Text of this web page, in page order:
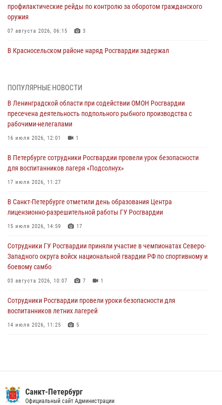
профилактические рейды по контролю за оборотом гражданского
оружия
07 августа 2026, 06:15 3
В Красносельском районе наряд Росгвардии задержал
06 августа 2026, 13:39 1
В Центральном районе росгвардейцы оперативно задержали
хулигана, стрелявшего из пускового устройства рядом с жилыми
домами
06 августа 2026, 11:36
Сотрудники и военнослужащие Росгвардии обеспечили
правопорядок при проведении матча "Зенит" - "Балтика"
06 августа 2026, 07:30
В Выборгском районе наряд Росгвардии обнаружил
разыскиваемый преступный автотранспорт
05 августа 2026, 12:25 2
Петербургские росгвардейцы обнаружили объявленный в розыск
автомобиль, ранее использовавшийся при совершении кражи в
Ленобласти
04 августа 2026, 14:05
ПОПУЛЯРНЫЕ НОВОСТИ
В Ленинградской области при содействии ОМОН Росгвардии
пресечена деятельность подпольного рыбного производства с
рабочими-нелегалами
16 июля 2026, 12:01 1
В Петербурге сотрудники Росгвардии провели урок безопасности
для воспитанников лагеря «Подсолнух»
17 июля 2026, 11:27
В Санкт-Петербурге отметили день образования Центра
лицензионно-разрешительной работы ГУ Росгвардии
15 июля 2026, 14:59 17
Сотрудники ГУ Росгвардии приняли участие в чемпионатах Северо-
Западного округа войск национальной гвардии РФ по спортивному и
боевому самбо
03 августа 2026, 10:07 7 1
Сотрудники Росгвардии провели уроки безопасности для
воспитанников летних лагерей
14 июля 2026, 11:25 5
В Красногвардейском районе росгвардейцы задержали хулигана,
угрожавшего мужчине пневматическим пистолетом
Санкт-Петербург
Официальный сайт Администрации